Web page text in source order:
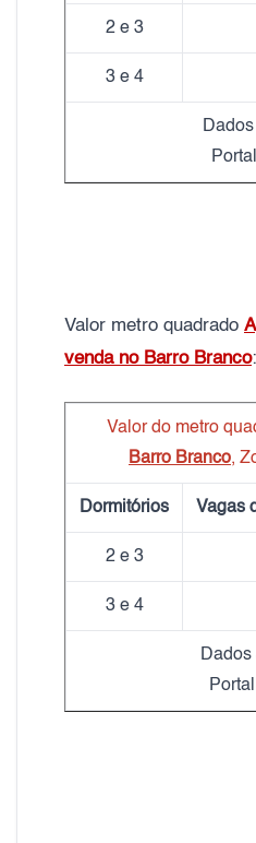
2 e 3
3 e 4
Valor metro quadrado
venda no Barro Branco:
Valor do metro
Barro Branco,
Dormitórios Vagas
2 e 3
3 e 4
Dados